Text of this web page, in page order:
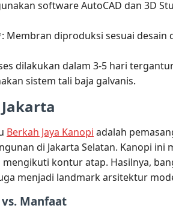
software AutoCAD dan 3D
diproduksi sesuai desain
dilakukan dalam 3-5 hari
sistem tali baja galvanis.
Berkah Jaya Kanopi adalah
di Jakarta Selatan. Kanopi ini
kontur atap. Hasilnya,
menjadi landmark arsitektur
Manfaat